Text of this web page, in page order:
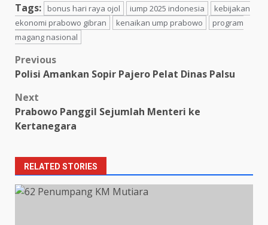
Tags: bonus hari raya ojol iump 2025 indonesia
kebijakan
ekonomi prabowo gibran
kenaikan ump prabowo
program
magang nasional
Post
Previous
Polisi Amankan Sopir Pajero Pelat Dinas Palsu
Next
Prabowo Panggil Sejumlah Menteri ke
Kertanegara
RELATED STORIES